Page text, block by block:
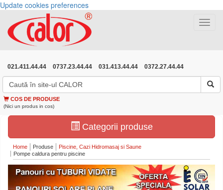
Update cookies preferences
Toggle
021.411.44.44 0737.23.44.44 031.413.44.44 0372.27.44.44
COS DE PRODUSE
(Nici un produs in cos)
Categorii produse
Home Produse
Piscine, Cazi Hidromasaj si Saune
Pompe caldura pentru piscine